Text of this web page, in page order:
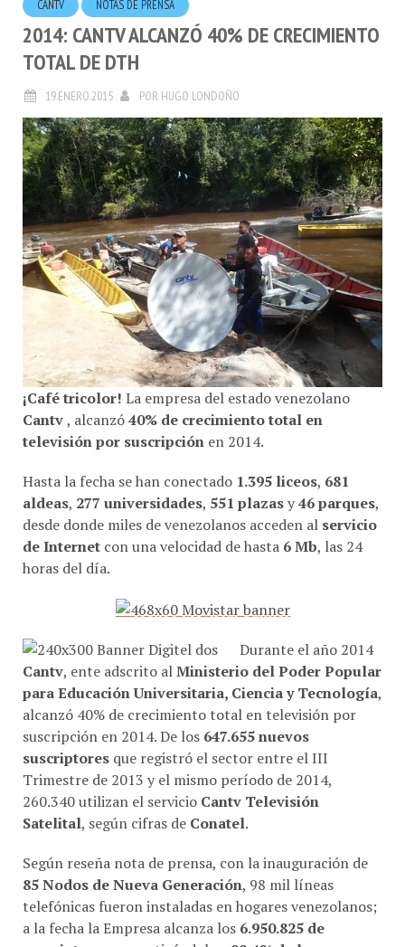
2014: CANTV ALCANZÓ 40% DE CRECIMIENTO
TOTAL DE DTH
¡Café tricolor!La empresa del estado venezolano
Cantv, alcanzó40% de crecimiento total en
televisión por suscripciónen 2014.
aldeas, 277 universidades,551 plazasy46 parques
desde donde miles de venezolanos acceden alservicio
de Internetcon una velocidad de hasta6 Mb, las 24
horas del día.
Cantv, ente adscrito alMinisterio del Poder Popular
para Educación Universitaria, Ciencia y Tecnología,
alcanzó 40% de crecimiento total en televisión por
suscripción en 2014. De los647.655 nuevos
suscriptoresque registró el sector entre el III
Trimestre de 2013 y el mismo período de 2014,
260.340 utilizan el servicioCantv Televisión
Satelital, según cifras deConatel .
85 Nodos de Nueva Generación, 98 mil líneas
telefónicas fueron instaladas en hogares venezolanos;
a la fecha la Empresa alcanza los6.950.825 de
suscriptores, garantizándole a88,4% de los